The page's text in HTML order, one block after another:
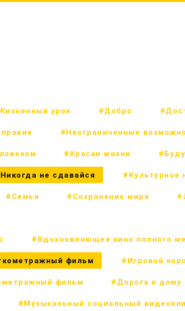
урок #Добро
#Неограниченные
#Краски жизни
не сдавайся #Культурное
#Семья #Сохранение мира
#Вдохновляющее кино полного
фильм #Игровой
фильм #Дорога к дому
#Музыкальный социальный